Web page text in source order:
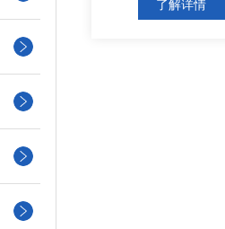
了解详情